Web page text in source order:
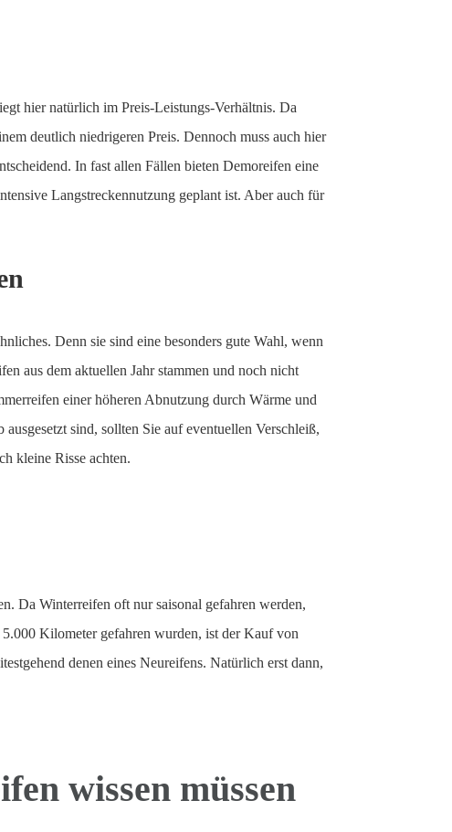
hier natürlich im Preis-Leistungs-Verhältnis. Da
deutlich niedrigeren Preis. Dennoch muss auch hier
In fast allen Fällen bieten Demoreifen eine
Langstreckennutzung geplant ist. Aber auch für
Denn sie sind eine besonders gute Wahl, wenn
aus dem aktuellen Jahr stammen und noch nicht
einer höheren Abnutzung durch Wärme und
ausgesetzt sind, sollten Sie auf eventuellen Verschleiß,
kleine Risse achten.
Da Winterreifen oft nur saisonal gefahren werden,
Kilometer gefahren wurden, ist der Kauf von
denen eines Neureifens. Natürlich erst dann,
wissen müssen